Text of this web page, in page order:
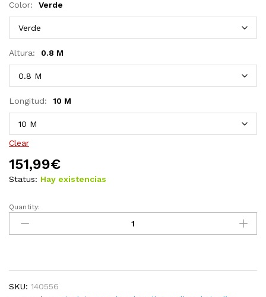
Color: Verde
Altura: 0.8 M
Longitud: 10 M
Clear
151,99€
Status: Hay existencias
Set
euro
10x0,8
Quantity:
SKU: 140556